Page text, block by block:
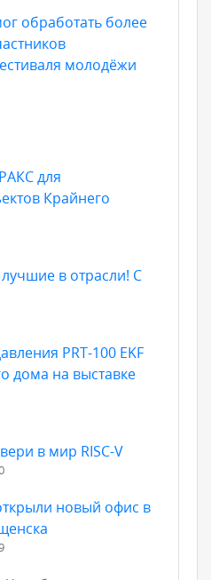
обработать более
молодёжи
для
Крайнего
в отрасли! С
PRT-100 EKF
дома на выставке
в мир RISC-V
новый офис в